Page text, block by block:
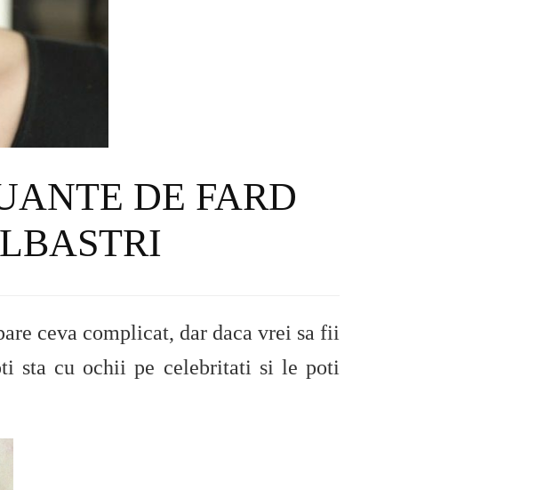
DE FARD
ceva complicat, dar daca vrei sa fii
sta cu ochii pe celebritati si le poti